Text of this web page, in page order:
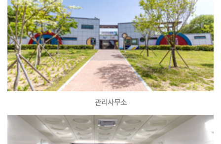
관리사무소